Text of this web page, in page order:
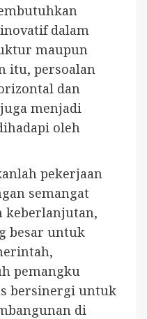
dalam
maupun
itu, persoalan
dan
menjadi
oleh
pekerjaan
semangat
keberlanjutan,
besar untuk
pemangku
bersinergi untuk
di